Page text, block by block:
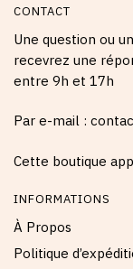
CONTACT
Une question ou
recevrez une
entre 9h et 17h
Par e-mail :
Cette boutique
INFORMATIONS
À Propos
Politique